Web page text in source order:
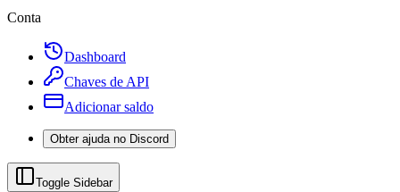
Conta
Dashboard
Chaves de API
Adicionar saldo
Obter ajuda no Discord
Toggle Sidebar